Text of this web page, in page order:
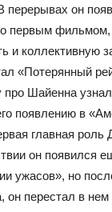
перерывах он
первым фильмом,
и коллективную
«Потерянный
про Шайенна
появлению в
главная роль
он появился
ужасов», но
он перестал в нем